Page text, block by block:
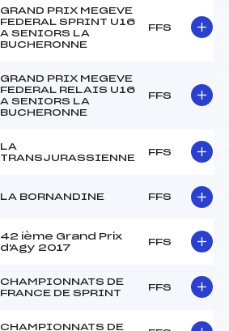
GRAND PRIX MEGEVE
FEDERAL SPRINT U16
A SENIORS LA
BUCHERONNE
FFS
GRAND PRIX MEGEVE
FEDERAL RELAIS U16
A SENIORS LA
BUCHERONNE
FFS
LA
TRANSJURASSIENNE
FFS
LA BORNANDINE FFS
42 ième Grand Prix
d'Agy 2017
FFS
CHAMPIONNATS DE
FRANCE DE SPRINT
FFS
CHAMPIONNATS DE